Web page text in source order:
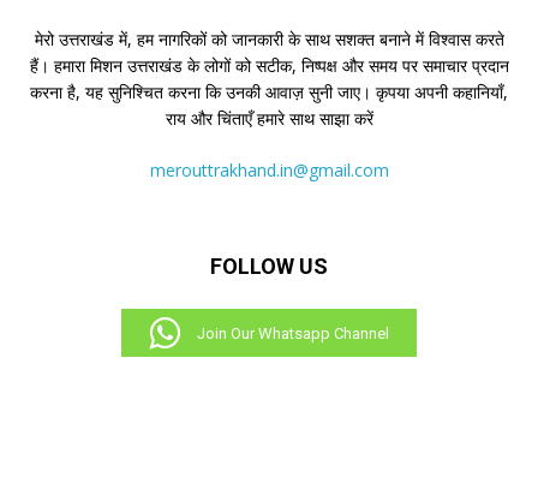
मेरो उत्तराखंड में, हम नागरिकों को जानकारी के साथ सशक्त बनाने में विश्वास करते
हैं। हमारा मिशन उत्तराखंड के लोगों को सटीक, निष्पक्ष और समय पर समाचार प्रदान
करना है, यह सुनिश्चित करना कि उनकी आवाज़ सुनी जाए। कृपया अपनी कहानियाँ,
राय और चिंताएँ हमारे साथ साझा करें
merouttrakhand.in@gmail.com
FOLLOW US
Join Our Whatsapp Channel